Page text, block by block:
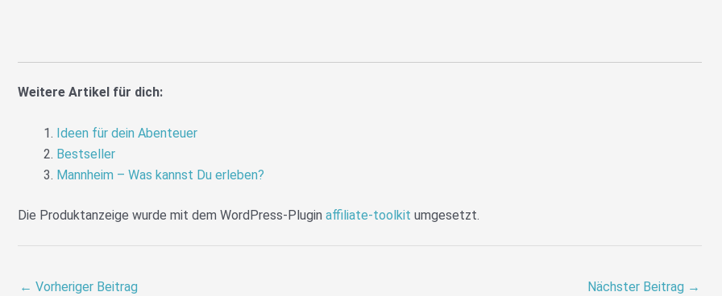
Weitere Artikel für dich:
Ideen für dein Abenteuer
Bestseller
Mannheim – Was kannst Du erleben?
Die Produktanzeige wurde mit dem WordPress-Plugin affiliate-toolkit umgesetzt.
← Vorheriger Beitrag Nächster Beitrag →